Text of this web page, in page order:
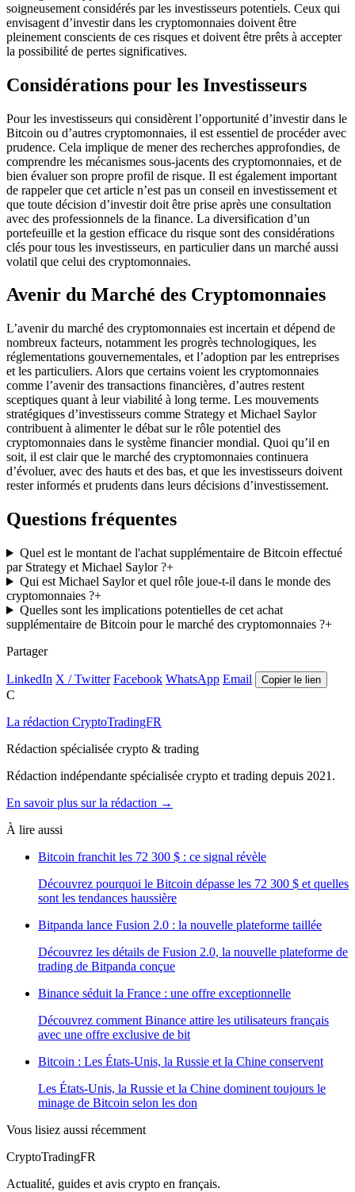
soigneusement considérés par les investisseurs potentiels. Ceux qui
envisagent d’investir dans les cryptomonnaies doivent être
pleinement conscients de ces risques et doivent être prêts à accepter
la possibilité de pertes significatives.
Considérations pour les Investisseurs
Pour les investisseurs qui considèrent l’opportunité d’investir dans le
Bitcoin ou d’autres cryptomonnaies, il est essentiel de procéder avec
prudence. Cela implique de mener des recherches approfondies, de
comprendre les mécanismes sous-jacents des cryptomonnaies, et de
bien évaluer son propre profil de risque. Il est également important
de rappeler que cet article n’est pas un conseil en investissement et
que toute décision d’investir doit être prise après une consultation
avec des professionnels de la finance. La diversification d’un
portefeuille et la gestion efficace du risque sont des considérations
clés pour tous les investisseurs, en particulier dans un marché aussi
volatil que celui des cryptomonnaies.
Avenir du Marché des Cryptomonnaies
L’avenir du marché des cryptomonnaies est incertain et dépend de
nombreux facteurs, notamment les progrès technologiques, les
réglementations gouvernementales, et l’adoption par les entreprises
et les particuliers. Alors que certains voient les cryptomonnaies
comme l’avenir des transactions financières, d’autres restent
sceptiques quant à leur viabilité à long terme. Les mouvements
stratégiques d’investisseurs comme Strategy et Michael Saylor
contribuent à alimenter le débat sur le rôle potentiel des
cryptomonnaies dans le système financier mondial. Quoi qu’il en
soit, il est clair que le marché des cryptomonnaies continuera
d’évoluer, avec des hauts et des bas, et que les investisseurs doivent
rester informés et prudents dans leurs décisions d’investissement.
Questions fréquentes
Quel est le montant de l'achat supplémentaire de Bitcoin effectué
par Strategy et Michael Saylor ?+
Qui est Michael Saylor et quel rôle joue-t-il dans le monde des
cryptomonnaies ?+
Quelles sont les implications potentielles de cet achat
supplémentaire de Bitcoin pour le marché des cryptomonnaies ?+
Partager
LinkedIn X / Twitter Facebook WhatsApp Email Copier le lien
C
La rédaction CryptoTradingFR
Rédaction spécialisée crypto & trading
Rédaction indépendante spécialisée crypto et trading depuis 2021.
En savoir plus sur la rédaction →
À lire aussi
Bitcoin franchit les 72 300 $ : ce signal révèle
Découvrez pourquoi le Bitcoin dépasse les 72 300 $ et quelles
sont les tendances haussière
Bitpanda lance Fusion 2.0 : la nouvelle plateforme taillée
Découvrez les détails de Fusion 2.0, la nouvelle plateforme de
trading de Bitpanda conçue
Binance séduit la France : une offre exceptionnelle
Découvrez comment Binance attire les utilisateurs français
avec une offre exclusive de bit
Bitcoin : Les États-Unis, la Russie et la Chine conservent
Les États-Unis, la Russie et la Chine dominent toujours le
minage de Bitcoin selon les don
Vous lisiez aussi récemment
CryptoTradingFR
Actualité, guides et avis crypto en français.